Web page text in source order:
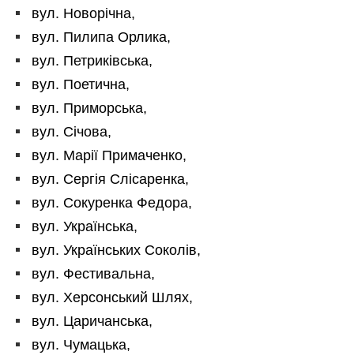
вул. Новорічна,
вул. Пилипа Орлика,
вул. Петриківська,
вул. Поетична,
вул. Приморська,
вул. Січова,
вул. Марії Примаченко,
вул. Сергія Слісаренка,
вул. Сокуренка Федора,
вул. Українська,
вул. Українських Соколів,
вул. Фестивальна,
вул. Херсонський Шлях,
вул. Царичанська,
вул. Чумацька,